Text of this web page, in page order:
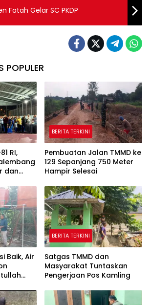
Fatah Gelar SC PKDP
POPULER
RI,
dan
BERITA TERKINI
Pembuatan Jalan TMMD ke
129 Sepanjang 750 Meter
Hampir Selesai
Baik, Air
BERITA TERKINI
Satgas TMMD dan
Masyarakat Tuntaskan
Pengerjaan Pos Kamling